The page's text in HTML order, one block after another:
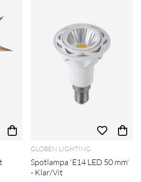
GLOBEN LIGHTING
Spotlampa 'E14 LED 50 mm'
- Klar/Vit